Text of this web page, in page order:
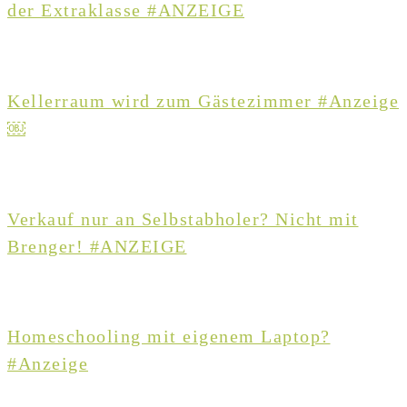
der Extraklasse #ANZEIGE
Kellerraum wird zum Gästezimmer #Anzeige
￼
Verkauf nur an Selbstabholer? Nicht mit
Brenger! #ANZEIGE
Homeschooling mit eigenem Laptop?
#Anzeige